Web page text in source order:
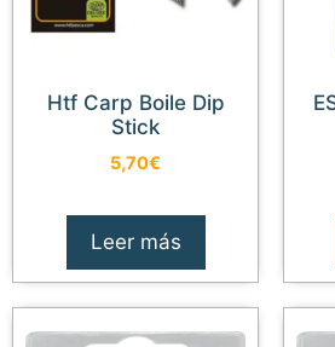
Htf Carp Boile Dip
Stick
5,70€
Leer más
ESP Leadcore Bulk